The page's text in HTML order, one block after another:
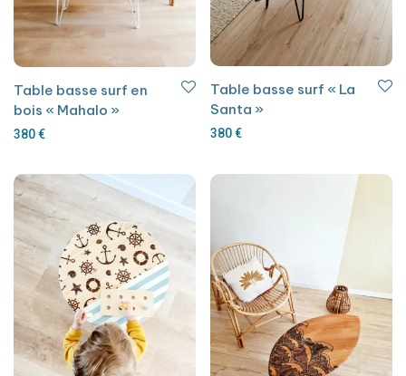
Table basse surf en
bois « Mahalo »
380€
Table basse surf « La
Santa »
380€